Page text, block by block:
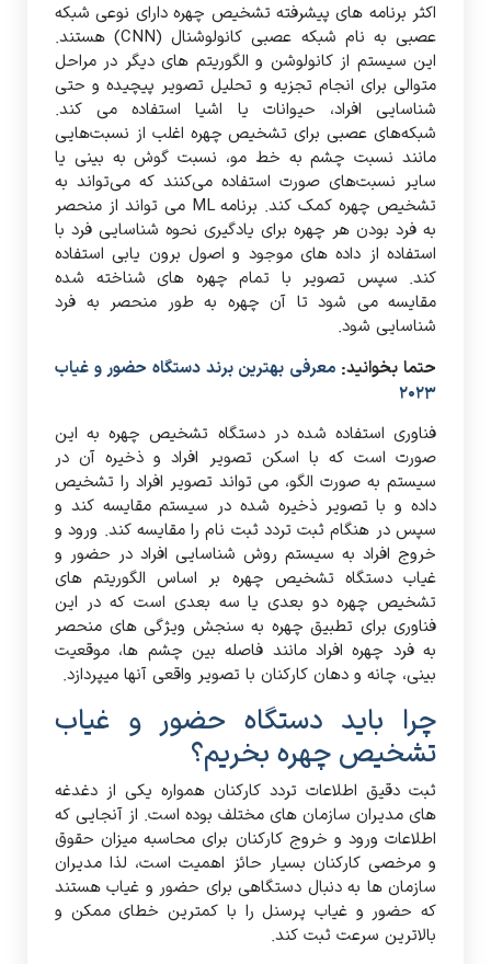
اکثر برنامه های پیشرفته تشخیص چهره دارای نوعی شبکه
عصبی به نام شبکه عصبی کانولوشنال (CNN) هستند.
این سیستم از کانولوشن و الگوریتم های دیگر در مراحل
متوالی برای انجام تجزیه و تحلیل تصویر پیچیده و حتی
شناسایی افراد، حیوانات یا اشیا استفاده می کند.
شبکه‌های عصبی برای تشخیص چهره اغلب از نسبت‌هایی
مانند نسبت چشم به خط مو، نسبت گوش به بینی یا
سایر نسبت‌های صورت استفاده می‌کنند که می‌تواند به
تشخیص چهره کمک کند. برنامه ML می تواند از منحصر
به فرد بودن هر چهره برای یادگیری نحوه شناسایی فرد با
استفاده از داده های موجود و اصول برون یابی استفاده
کند. سپس تصویر با تمام چهره های شناخته شده
مقایسه می شود تا آن چهره به طور منحصر به فرد
شناسایی شود.
حتما بخوانید: معرفی بهترین برند دستگاه حضور و غیاب
2023
فناوری استفاده شده در دستگاه تشخیص چهره به این
صورت است که با اسکن تصویر افراد و ذخیره آن در
سیستم به صورت الگو، می تواند تصویر افراد را تشخیص
داده و با تصویر ذخیره شده در سیستم مقایسه کند و
سپس در هنگام ثبت تردد ثبت نام را مقایسه کند. ورود و
خروج افراد به سیستم روش شناسایی افراد در حضور و
غیاب دستگاه تشخیص چهره بر اساس الگوریتم های
تشخیص چهره دو بعدی یا سه بعدی است که در این
فناوری برای تطبیق چهره به سنجش ویژگی های منحصر
به فرد چهره افراد مانند فاصله بین چشم ها، موقعیت
بینی، چانه و دهان کارکنان با تصویر واقعی آنها میپردازد.
چرا باید دستگاه حضور و غیاب
تشخیص چهره بخریم؟
ثبت دقیق اطلاعات تردد کارکنان همواره یکی از دغدغه
های مدیران سازمان های مختلف بوده است. از آنجایی که
اطلاعات ورود و خروج کارکنان برای محاسبه میزان حقوق
و مرخصی کارکنان بسیار حائز اهمیت است، لذا مدیران
سازمان ها به دنبال دستگاهی برای حضور و غیاب هستند
که حضور و غیاب پرسنل را با کمترین خطای ممکن و
بالاترین سرعت ثبت کند.